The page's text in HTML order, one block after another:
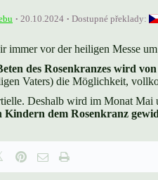
20.10.2024 Dostupné překlady:
immer vor der heiligen Messe
des Rosenkranzes wird
Vaters) die Möglichkeit,
Deshalb wird im Monat Mai
dem Rosenkranz